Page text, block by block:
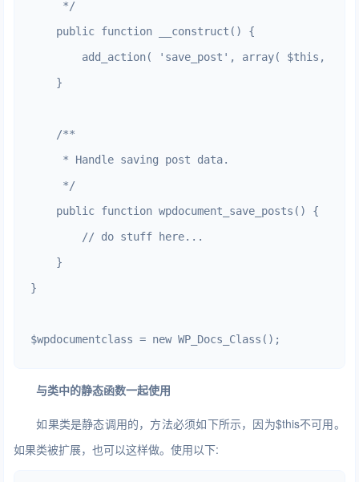
     */
    public function __construct() {
add_action( 'save_post', array( $this,
    }
    /**
     * Handle saving post data.
     */
    public function wpdocument_save_posts() {
        // do stuff here...
    }
}
$wpdocumentclass = new WP_Docs_Class();
与类中的静态函数一起使用
如果类是静态调用的，方法必须如下所示，因为$this不可用。
如果类被扩展，也可以这样做。使用以下: